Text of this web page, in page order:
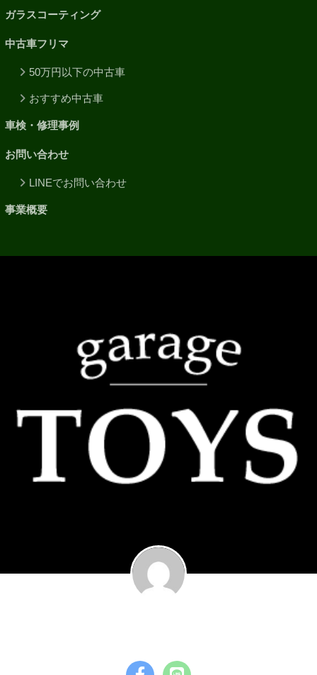
ガラスコーティング
中古車フリマ
50万円以下の中古車
おすすめ中古車
車検・修理事例
お問い合わせ
LINEでお問い合わせ
事業概要